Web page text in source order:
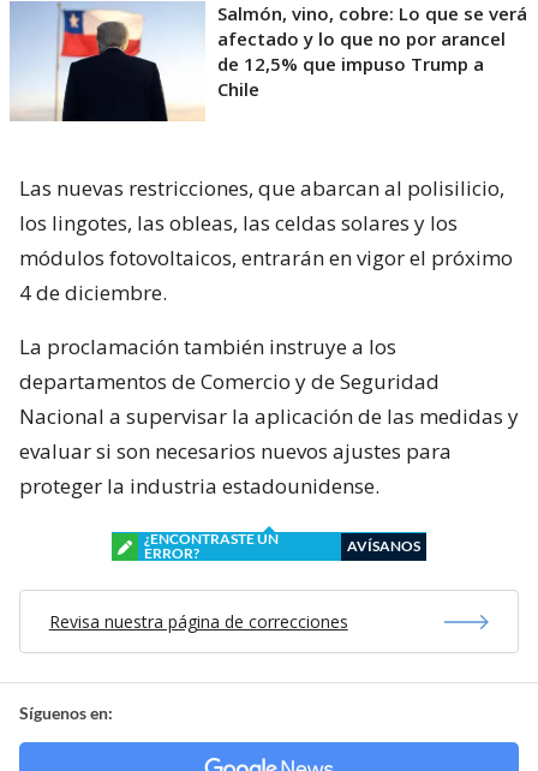
Salmón, vino, cobre: Lo que se verá
afectado y lo que no por arancel
de 12,5% que impuso Trump a
Chile
Las nuevas restricciones, que abarcan al polisilicio,
los lingotes, las obleas, las celdas solares y los
módulos fotovoltaicos, entrarán en vigor el próximo
4 de diciembre.
La proclamación también instruye a los
departamentos de Comercio y de Seguridad
Nacional a supervisar la aplicación de las medidas y
evaluar si son necesarios nuevos ajustes para
proteger la industria estadounidense.
¿ENCONTRASTE UN
ERROR?
AVÍSANOS
Revisa nuestra página de correcciones
Síguenos en: